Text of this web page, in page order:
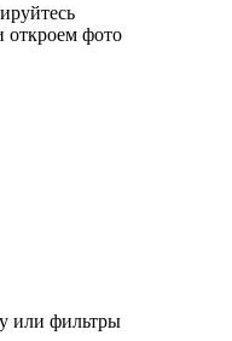
откроем фото
или фильтры